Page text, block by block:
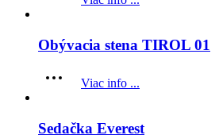
Obývacia stena TIROL 01
Viac info ...
Sedačka Everest